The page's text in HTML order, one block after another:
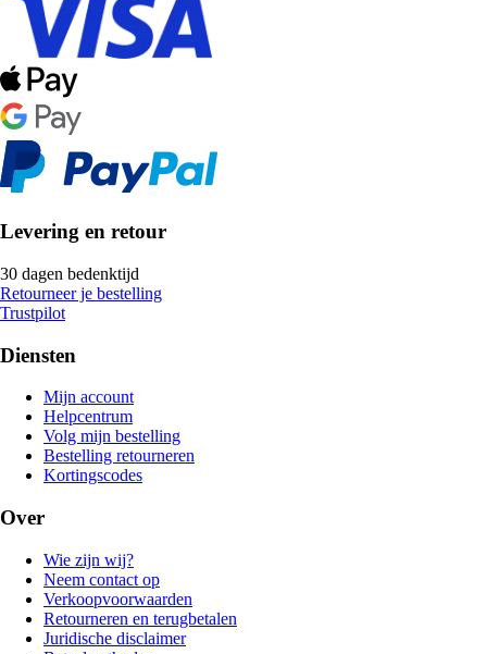
Levering en retour
30 dagen bedenktijd
Retourneer je bestelling
Trustpilot
Diensten
Mijn account
Helpcentrum
Volg mijn bestelling
Bestelling retourneren
Kortingscodes
Over
Wie zijn wij?
Neem contact op
Verkoopvoorwaarden
Retourneren en terugbetalen
Juridische disclaimer